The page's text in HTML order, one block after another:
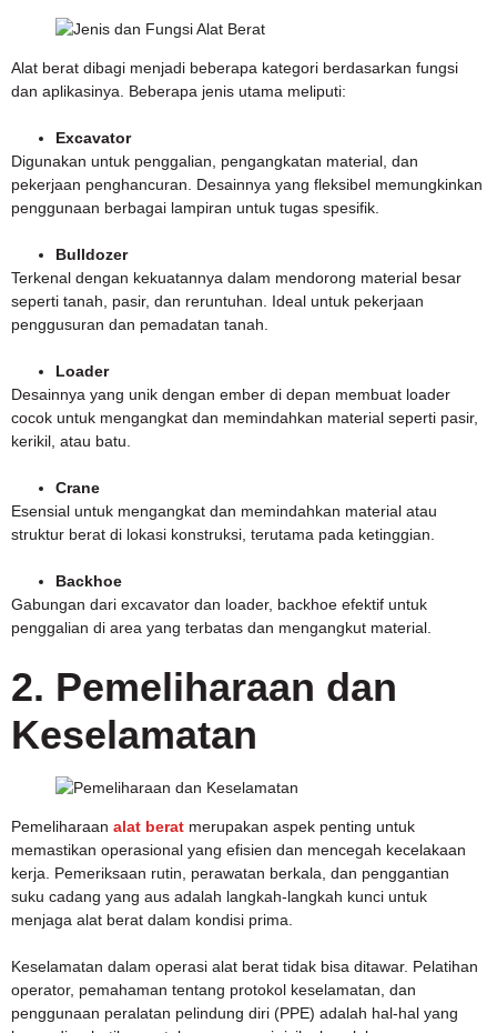
Alat berat dibagi menjadi beberapa kategori berdasarkan fungsi
dan aplikasinya. Beberapa jenis utama meliputi:
Excavator
Digunakan untuk penggalian, pengangkatan material, dan
pekerjaan penghancuran. Desainnya yang fleksibel memungkinkan
penggunaan berbagai lampiran untuk tugas spesifik.
Bulldozer
Terkenal dengan kekuatannya dalam mendorong material besar
seperti tanah, pasir, dan reruntuhan. Ideal untuk pekerjaan
penggusuran dan pemadatan tanah.
Loader
Desainnya yang unik dengan ember di depan membuat loader
cocok untuk mengangkat dan memindahkan material seperti pasir,
kerikil, atau batu.
Crane
Esensial untuk mengangkat dan memindahkan material atau
struktur berat di lokasi konstruksi, terutama pada ketinggian.
Backhoe
Gabungan dari excavator dan loader, backhoe efektif untuk
penggalian di area yang terbatas dan mengangkut material.
2. Pemeliharaan dan
Keselamatan
Pemeliharaan alat berat merupakan aspek penting untuk
memastikan operasional yang efisien dan mencegah kecelakaan
kerja. Pemeriksaan rutin, perawatan berkala, dan penggantian
suku cadang yang aus adalah langkah-langkah kunci untuk
menjaga alat berat dalam kondisi prima.
Keselamatan dalam operasi alat berat tidak bisa ditawar. Pelatihan
operator, pemahaman tentang protokol keselamatan, dan
penggunaan peralatan pelindung diri (PPE) adalah hal-hal yang